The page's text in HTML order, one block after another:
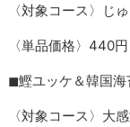
〈対象コース〉じ
〈単品価格〉440円
◼︎鰹ユッケ＆韓国海
〈対象コース〉大